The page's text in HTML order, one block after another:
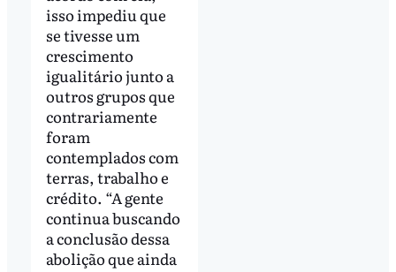
isso impediu que
se tivesse um
crescimento
igualitário junto a
outros grupos que
contrariamente
foram
contemplados com
terras, trabalho e
crédito. “A gente
continua buscando
a conclusão dessa
abolição que ainda